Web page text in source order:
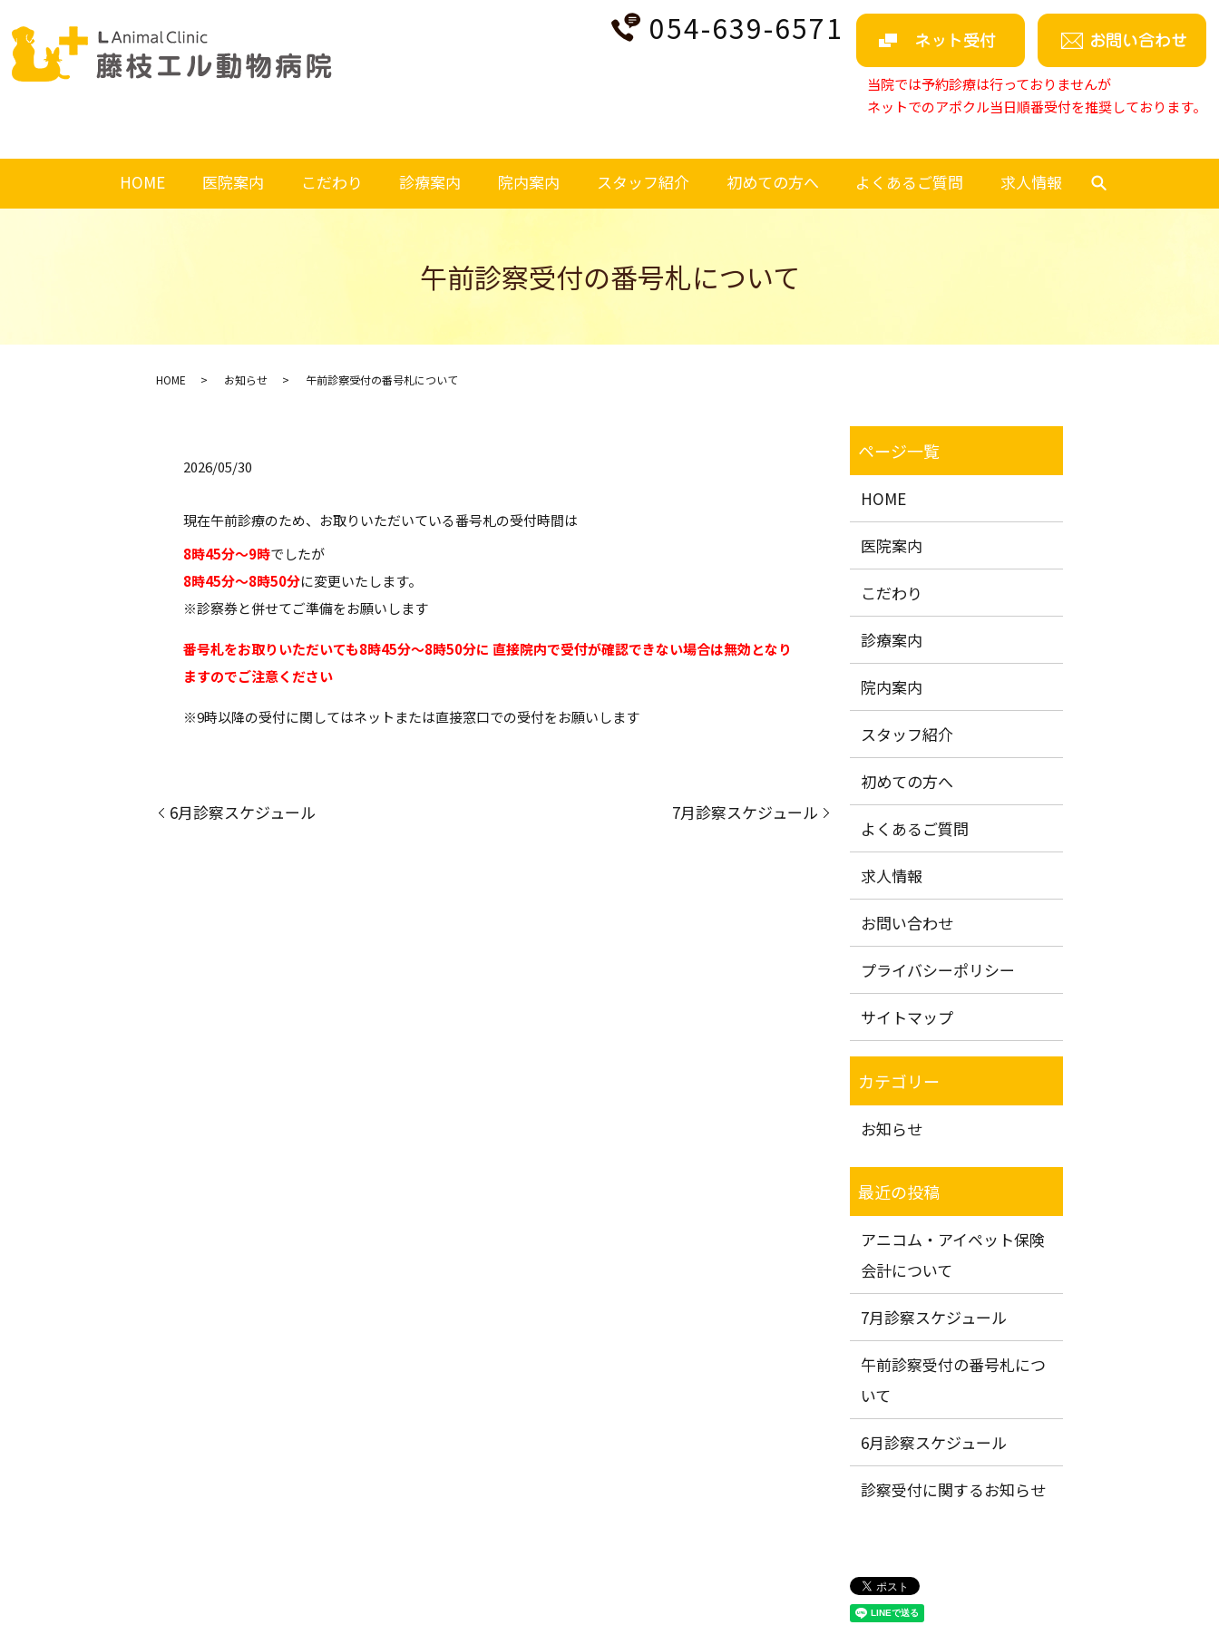
054-639-6571
当院では予約診療は行っておりませんが
ネットでのアポクル当日順番受付を推奨しております。
HOME 医院案内 こだわり 診療案内 院内案内 スタッフ紹介 初めての方へ よくあるご質問 求人情報
午前診察受付の番号札について
HOME お知らせ 午前診察受付の番号札について
2026/05/30
現在午前診療のため、お取りいただいている番号札の受付時間は
8時45分～9時でしたが
8時45分～8時50分に変更いたします。
※診察券と併せてご準備をお願いします
番号札をお取りいただいても8時45分～8時50分に 直接院内で受付が確認できない場合は無効となり
ますのでご注意ください
※9時以降の受付に関してはネットまたは直接窓口での受付をお願いします
6月診察スケジュール 7月診察スケジュール
HOME
医院案内
こだわり
診療案内
院内案内
スタッフ紹介
初めての方へ
よくあるご質問
求人情報
お問い合わせ
プライバシーポリシー
サイトマップ
お知らせ
アニコム・アイペット保険
会計について
7月診察スケジュール
午前診察受付の番号札につ
いて
6月診察スケジュール
診察受付に関するお知らせ